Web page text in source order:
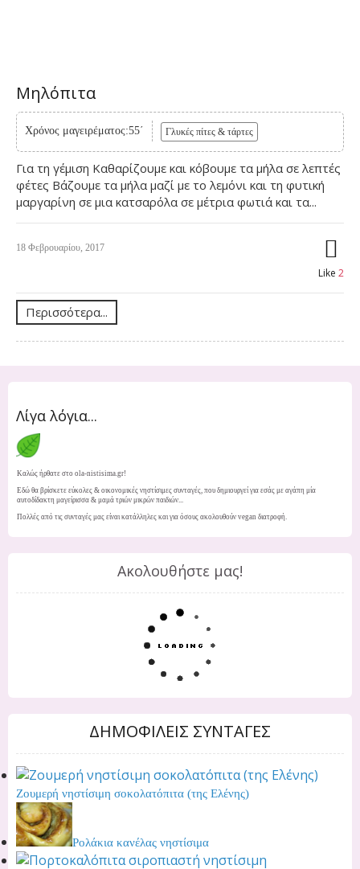
Μηλόπιτα
Χρόνος μαγειρέματος:55΄ Γλυκές πίτες & τάρτες
Για τη γέμιση Καθαρίζουμε και κόβουμε τα μήλα σε λεπτές
φέτες Βάζουμε τα μήλα μαζί με το λεμόνι και τη φυτική
μαργαρίνη σε μια κατσαρόλα σε μέτρια φωτιά και τα...
18 Φεβρουαρίου, 2017
Like 2
Περισσότερα...
Λίγα λόγια...
Καλώς ήρθατε στο ola-nistisima.gr!
Εδώ θα βρίσκετε εύκολες & οικονομικές νηστίσιμες συνταγές, που δημιουργεί για εσάς με αγάπη μία
αυτοδίδακτη μαγείρισσα & μαμά τριών μικρών παιδιών...
Πολλές από τις συνταγές μας είναι κατάλληλες και για όσους ακολουθούν vegan διατροφή.
Ακολουθήστε μας!
ΔΗΜΟΦΙΛΕΙΣ ΣΥΝΤΑΓΕΣ
Ζουμερή νηστίσιμη σοκολατόπιτα (της Ελένης)
Ρολάκια κανέλας νηστίσιμα